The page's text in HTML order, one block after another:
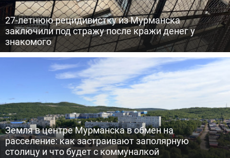
27-летнюю рецидивистку из Мурманска
заключили под стражу после кражи денег у
знакомого
Земля в центре Мурманска в обмен на
расселение: как застраивают заполярную
столицу и что будет с коммуналкой